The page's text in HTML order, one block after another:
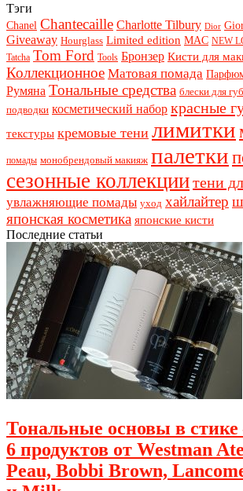
Тэги
Chanel Chantecaille Charlotte Tilbury Dior
Giveaway Hourglass Limited edition MAC NEW
Tatcha Tom Ford Tools Бронзер Кисти для
Коллекционное Матовая помада
Румяна Тональные средства блески для губ
подводки косметический набор красные
текстуры кремовые тени лимитки
помады монобрендовый макияж палетки
сезонные коллекциитени
увлажняющие помады уход хайлайтер
японская косметика японские кисти
Последние статьи
Тональные основы в стике
6 продуктов от Westman
Peau, Bobbi Brown,